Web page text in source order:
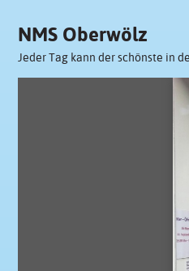
NMS Oberwölz
Jeder Tag kann der schönste in